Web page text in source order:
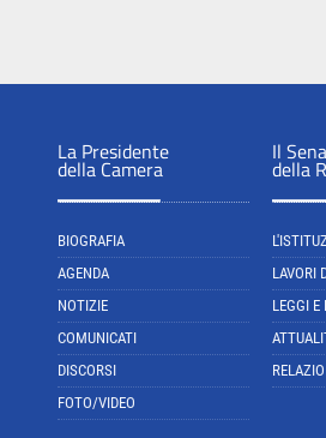
La Presidente
della Camera
BIOGRAFIA
AGENDA
NOTIZIE
COMUNICATI
DISCORSI
FOTO/VIDEO
Il
della
LAVORI
LEGGI E